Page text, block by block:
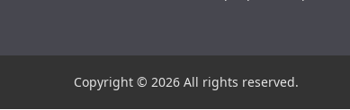
Copyright © 2026 All rights reserved.